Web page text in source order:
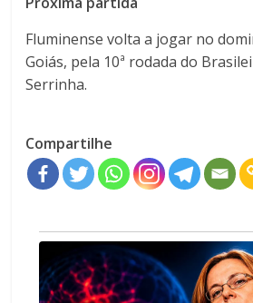
Fluminense volta a jogar no
Goiás, pela 10ª rodada do
Serrinha.
Compartilhe